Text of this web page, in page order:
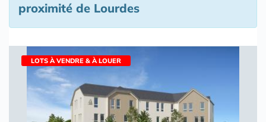
proximité de Lourdes
LOTS À VENDRE & À LOUER